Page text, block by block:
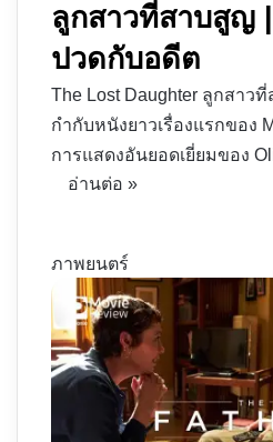
ลูกสาวที่สาบสูญ
ปวดกับอดีต
The Lost Daughter ลูกสาว
กำกับหนังยาวเรื่องแรกของ
การแสดงอันยอดเยี่ยมของ
อ่านต่อ »
ภาพยนตร์